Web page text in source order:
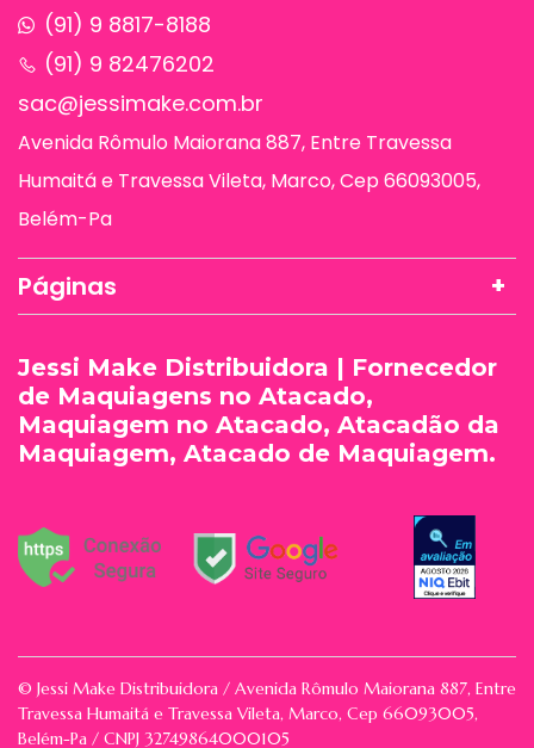
(91) 9 8817-8188
(91) 9 82476202
sac@jessimake.com.br
Avenida Rômulo Maiorana 887, Entre Travessa
Humaitá e Travessa Vileta, Marco, Cep 66093005,
Belém-Pa
Páginas
Jessi Make Distribuidora | Fornecedor
de Maquiagens no Atacado,
Maquiagem no Atacado, Atacadão da
Maquiagem, Atacado de Maquiagem.
© Jessi Make Distribuidora / Avenida Rômulo Maiorana 887, Entre
Travessa Humaitá e Travessa Vileta, Marco, Cep 66093005,
Belém-Pa / CNPJ 32749864000105